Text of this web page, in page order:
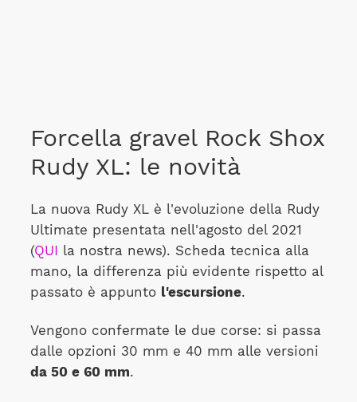
Forcella gravel Rock Shox
Rudy XL: le novità
La nuova Rudy XL è l'evoluzione della Rudy
Ultimate presentata nell'agosto del 2021
(QUI la nostra news). Scheda tecnica alla
mano, la differenza più evidente rispetto al
passato è appunto l'escursione.
Vengono confermate le due corse: si passa
dalle opzioni 30 mm e 40 mm alle versioni
da 50 e 60 mm.